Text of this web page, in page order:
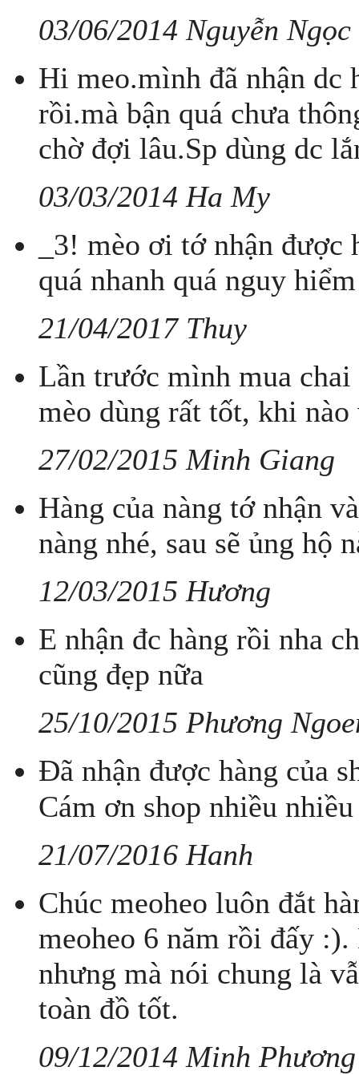
03/06/2014 Nguyễn Ngọc
Hi meo.mình đã nhận dc
rồi.mà bận quá chưa
chờ đợi lâu.Sp dùng dc
03/03/2014 Ha My
_3! mèo ơi tớ nhận
quá nhanh quá nguy hiểm
21/04/2017 Thuy
Lần trước mình mua
mèo dùng rất tốt, khi
27/02/2015 Minh Giang
Hàng của nàng tớ nhận
nàng nhé, sau sẽ ủng hộ
12/03/2015 Hương
E nhận đc hàng rồi nha
cũng đẹp nữa
25/10/2015 Phương
Đã nhận được hàng của
Cám ơn shop nhiều
21/07/2016 Hanh
Chúc meoheo luôn đắt
meoheo 6 năm rồi đấy
nhưng mà nói chung là
toàn đồ tốt.
09/12/2014 Minh Phương